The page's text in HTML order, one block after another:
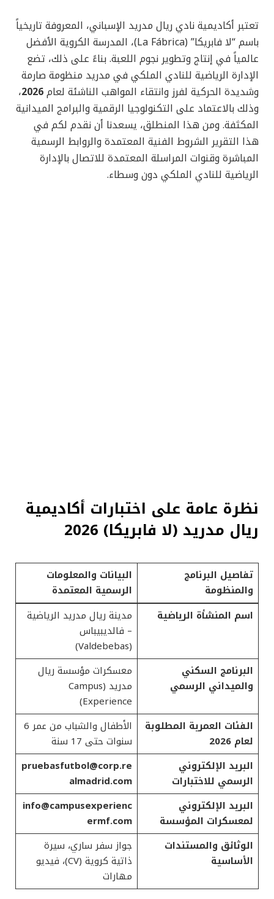
تعتبر أكاديمية نادي ريال مدريد الإسباني، المعروفة تاريخياً
باسم “لا فابريكا” (La Fábrica)، المدرسة الكروية الأفضل
عالمياً في إنتاج وتطوير نجوم اللعبة. بناءً على ذلك، تضع
الإدارة الرياضية للنادي الملكي في مدريد منظومة صارمة
وشديدة الحركية لفرز وانتقاء المواهب الناشئة لعام2026،
وذلك بالاعتماد على التكنولوجيا الرقمية والبرامج الميدانية
المكثفة. ومن هذا المنطلق، يسعدنا أن نقدم لكم في
هذا التقرير الشروط الفنية المعتمدة والروابط الرسمية
المباشرة وقنوات المراسلة المعتمدة للاتصال بالإدارة
الرياضية للنادي الملكي دون وسطاء.
نظرة عامة على اختبارات أكاديمية
ريال مدريد (لا فابريكا) 2026
تفاصيل البرنامج
والمنظومة
البيانات والمعلومات
الرسمية المعتمدة
اسم المنشأة الرياضية
مدينة ريال مدريد الرياضية
– فالديبيباس
(Valdebebas)
البرنامج السكني
والميداني الرسمي
معسكرات مؤسسة ريال
مدريد (Campus
Experience)
الفئات العمرية المطلوبة
لعام 2026
الأطفال والشباب من عمر 6
سنوات حتى 17 سنة
البريد الإلكتروني
الرسمي للاختبارات
pruebasfutbol@corp.re
almadrid.com
البريد الإلكتروني
لمعسكرات المؤسسة
info@campusexperienc
ermf.com
الوثائق والمستندات
الأساسية
جواز سفر ساري، سيرة
ذاتية كروية (CV)، فيديو
مهارات